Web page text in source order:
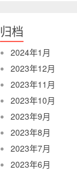
归档
2024年1月
2023年12月
2023年11月
2023年10月
2023年9月
2023年8月
2023年7月
2023年6月